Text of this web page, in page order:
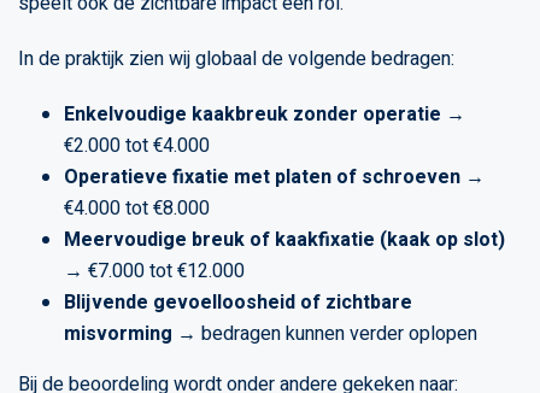
In de praktijk zien wij globaal de volgende bedragen:
Enkelvoudige kaakbreuk zonder operatie →
€2.000 tot €4.000
Operatieve fixatie met platen of schroeven→
€4.000 tot €8.000
Meervoudige breuk of kaakfixatie (kaak op slot)
→ €7.000 tot €12.000
Blijvende gevoelloosheid of zichtbare
misvorming → bedragen kunnen verder oplopen
Bij de beoordeling wordt onder andere gekeken naar: